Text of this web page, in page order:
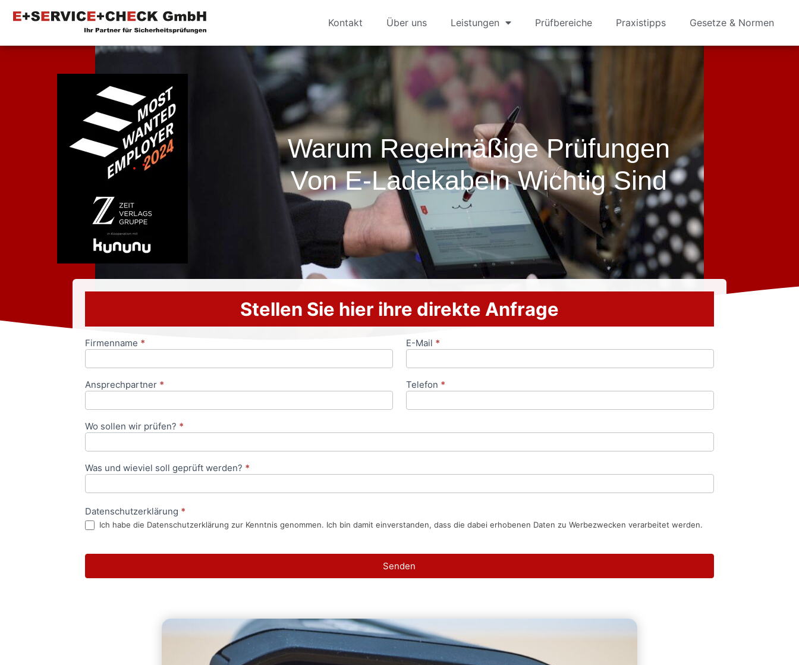
Kontakt Über uns Leistungen Prüfbereiche Praxistipps Gesetze & Normen
Warum Regelmäßige Prüfungen
Von E-Ladekabeln Wichtig Sind
Stellen Sie hier ihre direkte Anfrage
Anfrageformular
Firmenname * E-Mail *
Ansprechpartner * Telefon *
Wo sollen wir prüfen? *
Was und wieviel soll geprüft werden? *
Datenschutzerklärung *
Ich habe die Datenschutzerklärung zur Kenntnis genommen. Ich bin damit einverstanden, dass die dabei erhobenen Daten zu Werbezwecken verarbeitet werden.
Senden